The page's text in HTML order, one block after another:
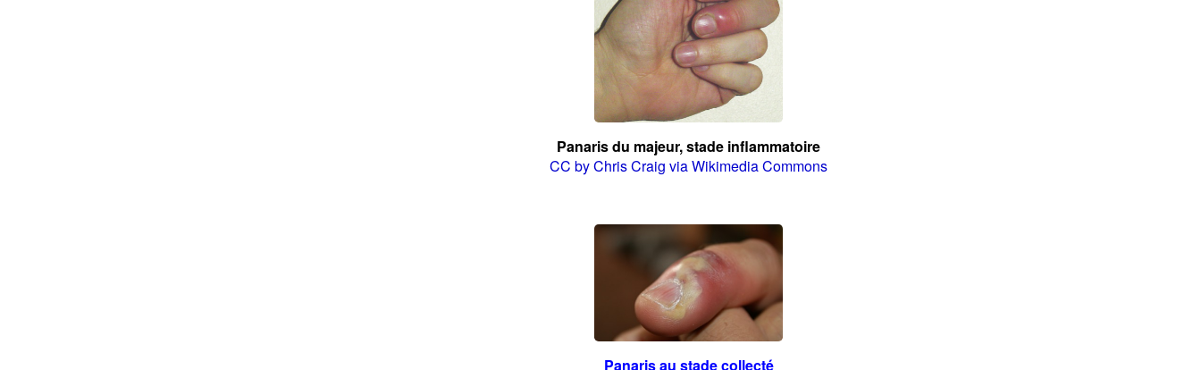
Panaris du majeur, stade inflammatoire
CC by Chris Craig via Wikimedia Commons
Panaris au stade collecté